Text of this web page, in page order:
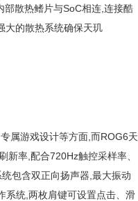
散热鳍片与SoC相连,连接酷
大的散热系统确保天玑
属游戏设计等方面,而ROG6天
率,配合720Hz触控采样率、
包含双正向扬声器,最大振动
系统,两枚肩键可设置点击、滑